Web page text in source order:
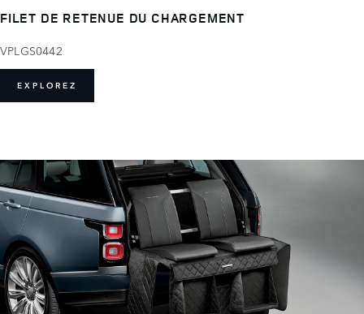
FILET DE RETENUE DU CHARGEMENT
VPLGS0442
EXPLOREZ